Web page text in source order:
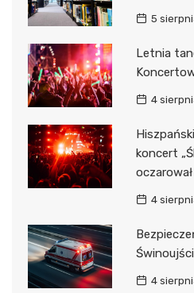
5
Letnia
4
koncert
4
4